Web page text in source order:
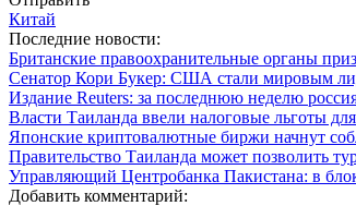
Китай
Последние новости:
Британские правоохранительные органы
Сенатор Кори Букер: США стали мировым
Издание Reuters: за последнюю неделю
Власти Таиланда ввели налоговые льготы
Японские криптовалютные биржи начнут
Правительство Таиланда может позволить
Управляющий Центробанка Пакистана: в
Добавить комментарий: